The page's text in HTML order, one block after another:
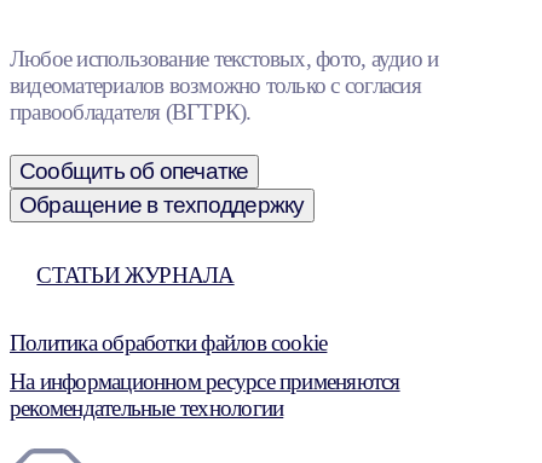
Любое использование текстовых, фото, аудио и
видеоматериалов возможно только с согласия
правообладателя (ВГТРК).
Сообщить об опечатке
Обращение в техподдержку
СТАТЬИ ЖУРНАЛА
Политика обработки файлов cookie
На информационном ресурсе применяются
рекомендательные технологии